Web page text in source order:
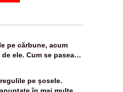
pe cărbune, acum
ele. Cum se pasează
pe șosele.
în mai multe